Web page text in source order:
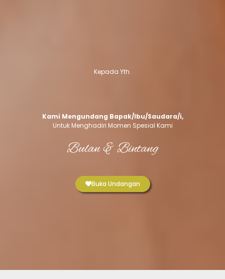
Kepada Yth.
Kami Mengundang Bapak/Ibu/Saudara/i,
Untuk Menghadiri Momen Spesial Kami
Bulan & Bintang
Buka Undangan